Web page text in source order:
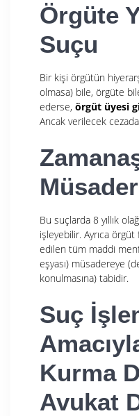
Örgüte
Suçu
Bir kişi örgütün
olmasa) bile, örgüte
ederse, örgüt üyesi
Ancak verilecek
Bu suçlarda 8 yıllık
işleyebilir. Ayrıca
edilen tüm maddi
eşyası) müsadereye
konulmasına) tabidir.
Suç
Kurma
Avukat